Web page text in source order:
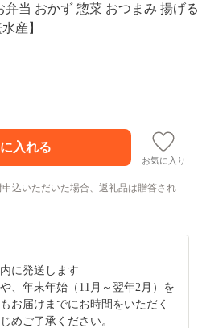
当 おかず 惣菜 おつまみ 揚げる
産】
お気に入り
込いただいた場合、返礼品は贈答され
に発送します
、年末年始（11月～翌年2月）を
お届けまでにお時間をいただく
めご了承ください。